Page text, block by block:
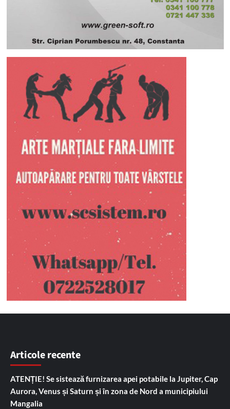
Articole recente
ATENȚIE! Se sistează furnizarea apei potabile la Jupiter, Cap
Aurora, Venus și Saturn și în zona de Nord a municipiului
Mangalia